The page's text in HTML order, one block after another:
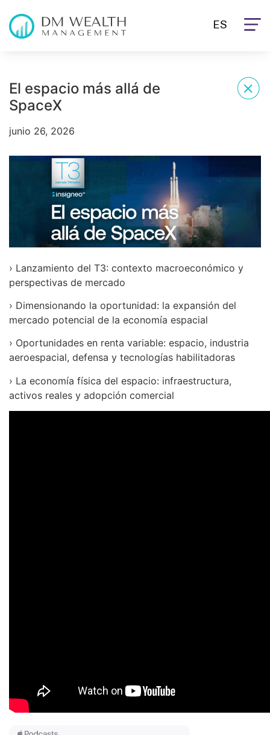
ES
El espacio más allá de
SpaceX
junio 26, 2026
› Lanzamiento del T3: contexto macroeconómico y
perspectivas de mercado
› Dimensionando la oportunidad: la expansión del
mercado potencial de la economía espacial
› Oportunidades en renta variable: espacio, industria
aeroespacial, defensa y tecnologías habilitadoras
› La economía física del espacio: infraestructura,
activos reales y adopción comercial